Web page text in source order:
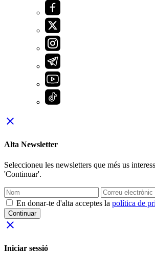
close
Alta Newsletter
Seleccioneu les newsletters que més us
'Continuar'.
En donar-te d'alta acceptes la política de
Continuar
close
Iniciar sessió